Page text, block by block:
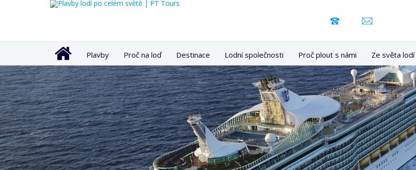
Plavby Proč na loď Destinace Lodní společnosti Proč plout s námi Ze světa lodí